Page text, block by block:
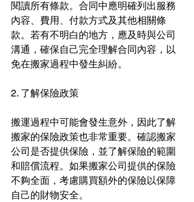
閱讀所有條款。合同中應明確列出服務
內容、費用、付款方式及其他相關條
款。若有不明白的地方，應及時與公司
溝通，確保自己完全理解合同內容，以
免在搬家過程中發生糾紛。
2. 了解保險政策
搬運過程中可能會發生意外，因此了解
搬家的保險政策也非常重要。確認搬家
公司是否提供保險，並了解保險的範圍
和賠償流程。如果搬家公司提供的保險
不夠全面，考慮購買額外的保險以保障
自己的財物安全。